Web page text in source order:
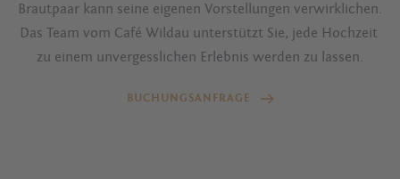
Brautpaar kann seine eigenen Vorstellungen verwirklichen.
Das Team vom Café Wildau unterstützt Sie, jede Hochzeit
zu einem unvergesslichen Erlebnis werden zu lassen.
BUCHUNGSANFRAGE